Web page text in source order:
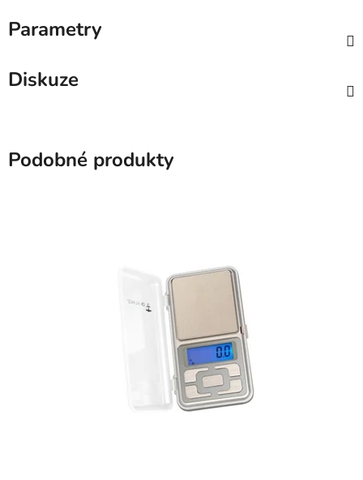
Parametry
Diskuze
Podobné produkty